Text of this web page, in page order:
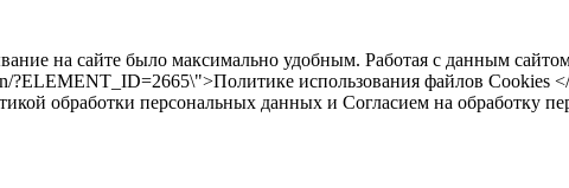
на сайте было максимально удобным. Работая с данным
использования файлов Cookies
обработки персональных данных и Согласием на обработку